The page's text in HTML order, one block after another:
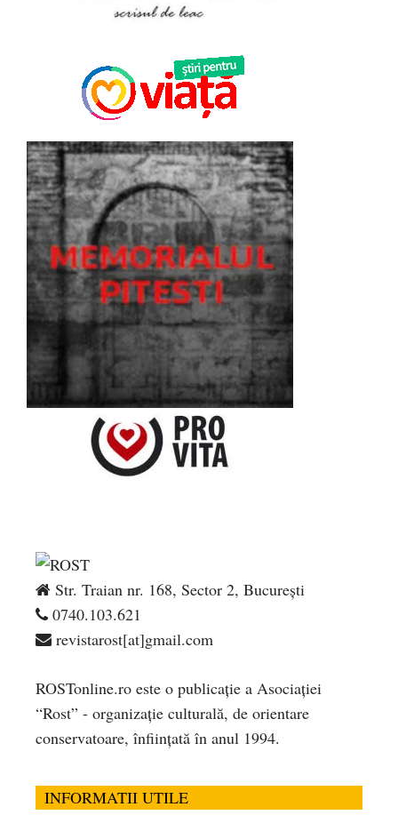
Str. Traian nr. 168, Sector 2, București
0740.103.621
revistarost[at]gmail.com
ROSTonline.ro este o publicaţie a Asociaţiei
“Rost” - organizaţie culturală, de orientare
conservatoare, înfiinţată în anul 1994.
INFORMATII UTILE